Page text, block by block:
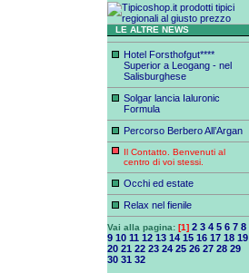
LE ALTRE NEWS
Hotel Forsthofgut****
Superior a Leogang - nel
Salisburghese
Solgar lancia Ialuronic
Formula
Percorso Berbero All’Argan
Il Contatto. Benvenuti al
centro di voi stessi.
Occhi ed estate
Relax nel fienile
Vai alla pagina: [1] 2 3 4 5 6 7 8
9 10 11 12 13 14 15 16 17 18 19
20 21 22 23 24 25 26 27 28 29
30 31 32